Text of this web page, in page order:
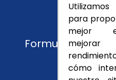
para
mejor
cómo
Trabaja
Formulario de